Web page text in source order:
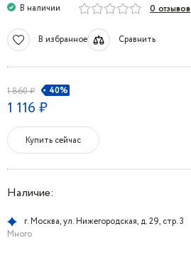
В наличии 0 отзывов
В избранное Сравнить
1 860 ₽ 40%
1 116 ₽
Купить сейчас
Наличие:
г. Москва, ул. Нижегородская, д. 29, стр. 3
Много